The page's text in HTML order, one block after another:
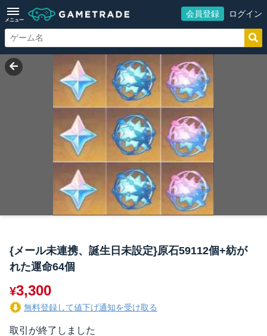
メニュー
会員登録 ログイン
{メール未連携、誕生日未設定}原石59112個+紡が
れた運命64個
¥3,300
無料登録して値下げ通知を受け取る
取引が終了しました